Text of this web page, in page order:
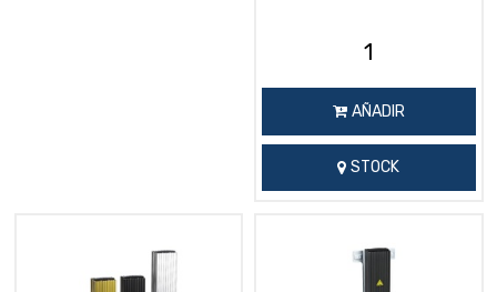
AÑADIR
STOCK